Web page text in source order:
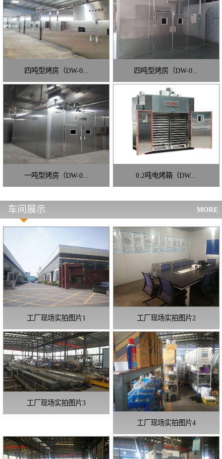
四吨型烤房（DW-0... 四吨型烤房（DW-0...
一吨型烤房（DW-0... 0.2吨电烤箱（DW...
车间展示 MORE
工厂现场实拍图片1 工厂现场实拍图片2
工厂现场实拍图片3
工厂现场实拍图片4